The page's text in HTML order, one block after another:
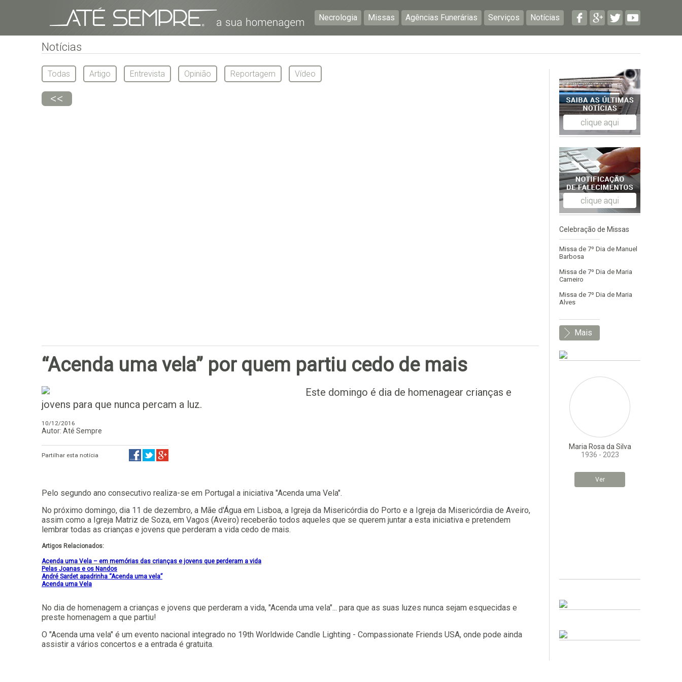
Necrologia Missas Agências Funerárias Serviços Notícias
Notícias
Todas Artigo Entrevista Opinião Reportagem Vídeo
<<
“Acenda uma vela” por quem partiu cedo de mais
Este domingo é dia de homenagear crianças e
jovens para que nunca percam a luz.
10/12/2016
Autor: Até Sempre
Partilhar esta notícia
Pelo segundo ano consecutivo realiza-se em Portugal a iniciativa "Acenda uma Vela".
No próximo domingo, dia 11 de dezembro, a Mãe d'Água em Lisboa, a Igreja da Misericórdia do Porto e a Igreja da Misericórdia de Aveiro,
assim como a Igreja Matriz de Soza, em Vagos (Aveiro) receberão todos aqueles que se querem juntar a esta iniciativa e pretendem
lembrar todas as crianças e jovens que perderam a vida cedo de mais.
Artigos Relacionados:
Acenda uma Vela – em memórias das crianças e jovens que perderam a vida
Pelas Joanas e os Nandos
André Sardet apadrinha “Acenda uma vela”
Acenda uma Vela
No dia de homenagem a crianças e jovens que perderam a vida, "Acenda uma vela"... para que as suas luzes nunca sejam esquecidas e
preste homenagem a que partiu!
O "Acenda uma vela" é um evento nacional integrado no 19th Worldwide Candle Lighting - Compassionate Friends USA, onde pode ainda
assistir a vários concertos e a entrada é gratuita.
Celebração de Missas
Missa de 7º Dia de Manuel
Barbosa
Missa de 7º Dia de Maria
Carneiro
Missa de 7º Dia de Maria
Alves
Mais
Maria Rosa da Silva
1936 - 2023
Ver
pormenorizada possível: